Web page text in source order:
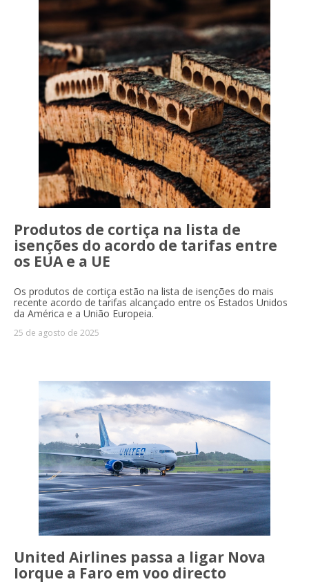
Produtos de cortiça na lista de
isenções do acordo de tarifas entre
os EUA e a UE
Os produtos de cortiça estão na lista de isenções do mais
recente acordo de tarifas alcançado entre os Estados Unidos
da América e a União Europeia.
25 de agosto de 2025
United Airlines passa a ligar Nova
Iorque a Faro em voo directo